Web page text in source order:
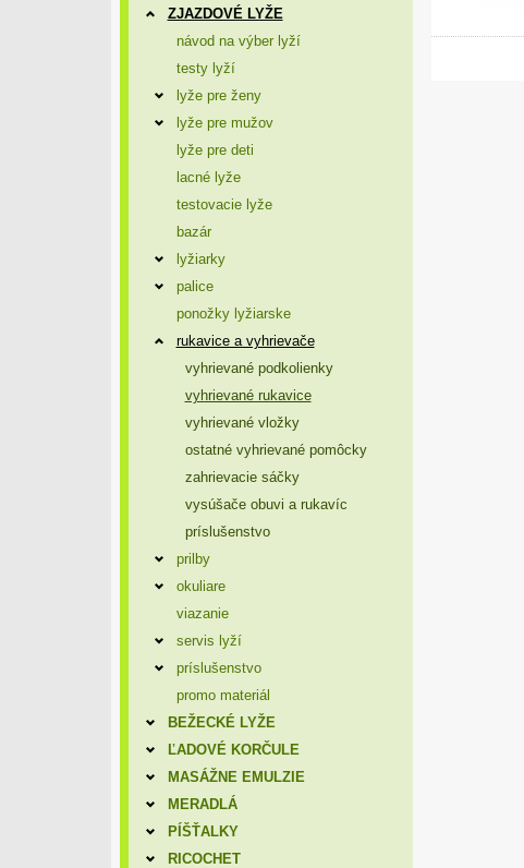
ZJAZDOVÉ LYŽE
návod na výber lyží
testy lyží
lyže pre ženy
lyže pre mužov
lyže pre deti
lacné lyže
testovacie lyže
bazár
lyžiarky
palice
ponožky lyžiarske
rukavice a vyhrievače
vyhrievané podkolienky
vyhrievané rukavice
vyhrievané vložky
ostatné vyhrievané pomôcky
zahrievacie sáčky
vysúšače obuvi a rukavíc
príslušenstvo
prilby
okuliare
viazanie
servis lyží
príslušenstvo
promo materiál
BEŽECKÉ LYŽE
ĽADOVÉ KORČULE
MASÁŽNE EMULZIE
MERADLÁ
PÍŠŤALKY
RICOCHET